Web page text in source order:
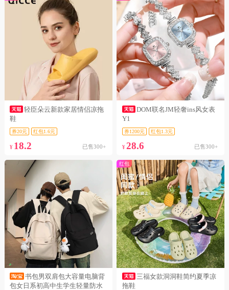
轻臣朵云新款家居情侣凉拖
鞋
券20元 红包1.6元
¥ 18.2 已售300+
DOM联名JM轻奢ins风女表
Y1
券1200元 红包1.3元
¥28.6 已售300+
书包男双肩包大容量电脑背
包女日系初高中生学生轻量防水
红包
三福女款洞洞鞋简约夏季凉
拖鞋